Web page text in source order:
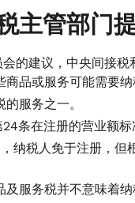
主管部门
的建议，中央间接
商品或服务可能需要
服务之一。
条在注册的营业额
纳税人免于注册，
服务税并不意味着纳